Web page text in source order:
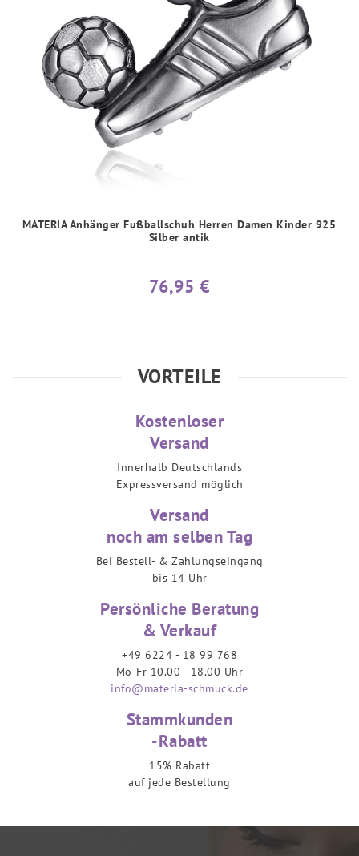
MATERIA Anhänger Fußballschuh Herren Damen Kinder 925
Silber antik
76,95 €
VORTEILE
Kostenloser
Versand
Innerhalb Deutschlands
Expressversand möglich
Versand
noch am selben Tag
Bei Bestell- & Zahlungseingang
bis 14 Uhr
Persönliche Beratung
& Verkauf
+49 6224 - 18 99 768
Mo-Fr 10.00 - 18.00 Uhr
info@materia-schmuck.de
Stammkunden
-Rabatt
15% Rabatt
auf jede Bestellung